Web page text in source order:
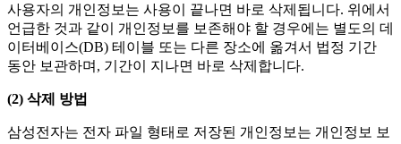
사용자의 개인정보는 사용이 끝나면 바로 삭제됩니다. 위에서
언급한 것과 같이 개인정보를 보존해야 할 경우에는 별도의 데
이터베이스(DB) 테이블 또는 다른 장소에 옮겨서 법정 기간
동안 보관하며, 기간이 지나면 바로 삭제합니다.
(2) 삭제 방법
삼성전자는 전자 파일 형태로 저장된 개인정보는 개인정보 보